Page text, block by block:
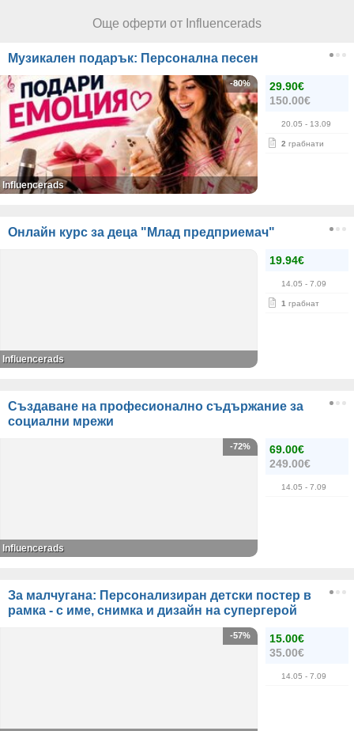
Още оферти от Influencerads
Музикален подарък: Персонална песен
29.90€
150.00€
20.05 - 13.09
2 грабнати
-80%
Influencerads
Онлайн курс за деца "Млад предприемач"
19.94€
14.05 - 7.09
1 грабнат
Influencerads
Създаване на професионално съдържание за
социални мрежи
69.00€
249.00€
14.05 - 7.09
-72%
Influencerads
За малчугана: Персонализиран детски постер в
рамка - с име, снимка и дизайн на супергерой
15.00€
35.00€
14.05 - 7.09
-57%